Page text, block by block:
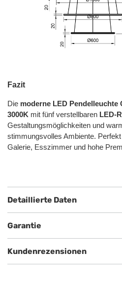
Fazit
Die moderne LED Pendelleuchte
3000K mit fünf verstellbaren LED-
Gestaltungsmöglichkeiten und
stimmungsvolles Ambiente.
Galerie, Esszimmer und hohe
Detaillierte Daten
Garantie
Kundenrezensionen